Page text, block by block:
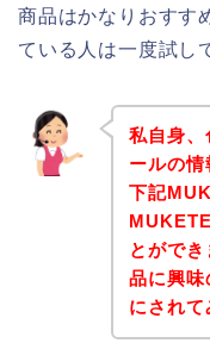
商品はかなりおすす
ている人は一度試し
私自身
ールの情
下記
とがで
品に興味
にされて